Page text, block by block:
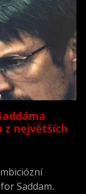
z největších
Saddam,